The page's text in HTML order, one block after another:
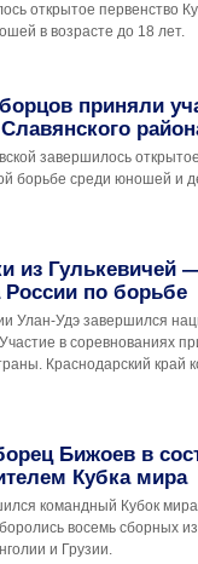
открытое первенство
в возрасте до 18 лет.
приняли
завершилось
борьбе среди юношей и
из Гулькевичей
России по борьбе
Улан-Удэ завершился
в соревнованиях
Краснодарский край
Бижоев в
Кубка мира
командный Кубок
восемь сборных
и Грузии.